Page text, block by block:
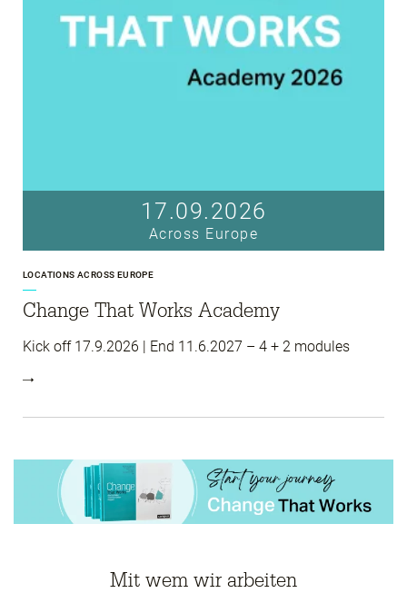
17.09.2026
Across Europe
LOCATIONS ACROSS EUROPE
Change That Works Academy
Kick off 17.9.2026 | End 11.6.2027 – 4 + 2 modules
Mit wem wir arbeiten